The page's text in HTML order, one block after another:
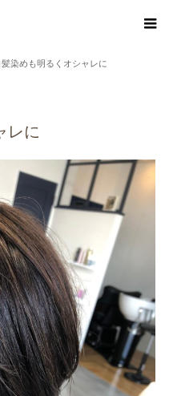
髪染めも明るくオシャレに
レに